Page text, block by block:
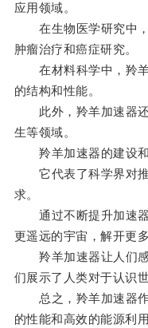
应用领域。
在生物医学研究中，
肿瘤治疗和癌症研究。
在材料科学中，羚羊
的结构和性能。
此外，羚羊加速器还
生等领域。
羚羊加速器的建设和
它代表了科学界对推
求。
通过不断提升加速器
更遥远的宇宙，解开更
羚羊加速器让人们感
们展示了人类对于认识
总之，羚羊加速器作
的性能和高效的能源利